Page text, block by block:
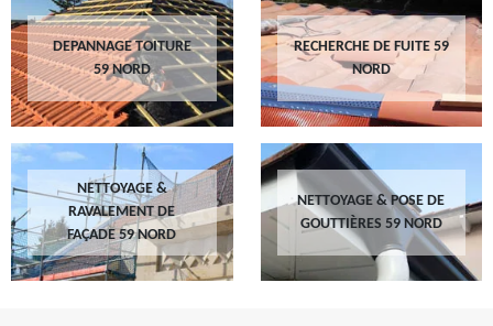
DEPANNAGE TOITURE
59 NORD
RECHERCHE DE FUITE 59
NORD
NETTOYAGE &
RAVALEMENT DE
FAÇADE 59 NORD
NETTOYAGE & POSE DE
GOUTTIÈRES 59 NORD